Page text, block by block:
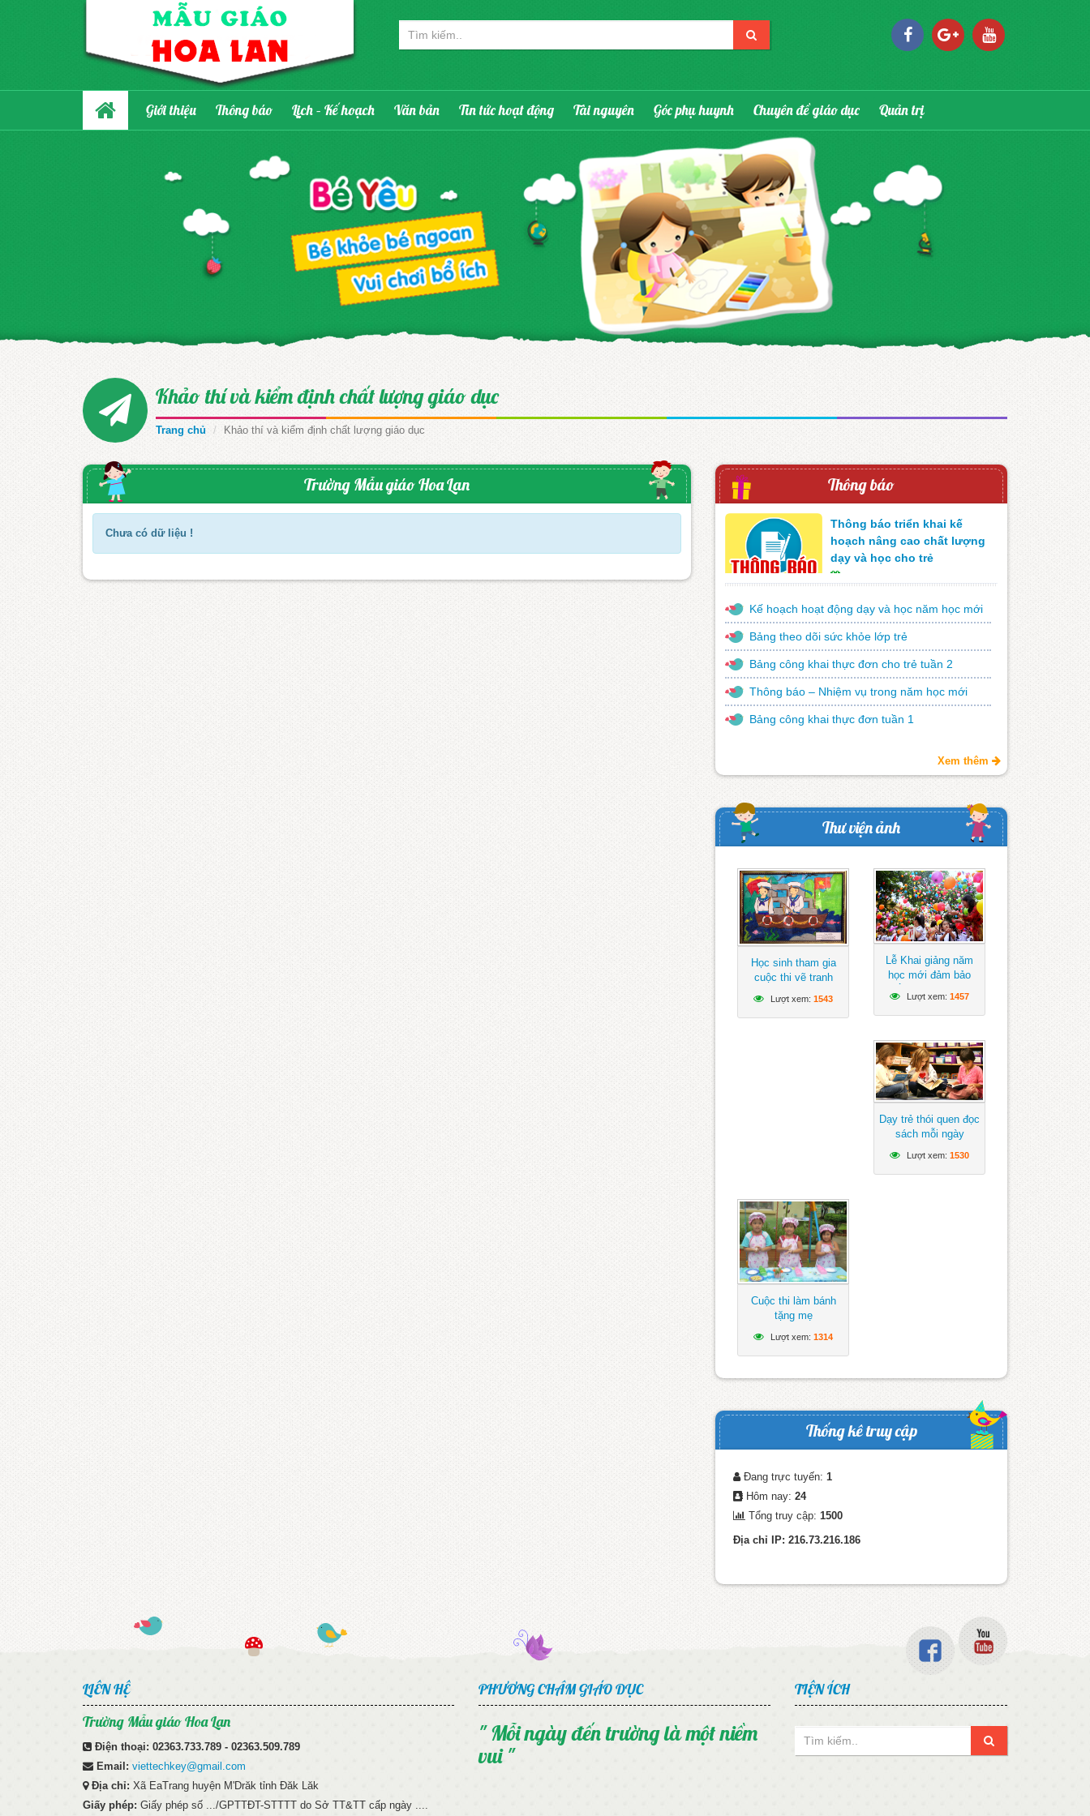
Giới thiệu Thông báo Lịch – Kế hoạch Văn bản Tin tức hoạt động Tài nguyên Góc phụ huynh Chuyên đề giáo dục Quản trị
Khảo thí và kiểm định chất lượng giáo dục
Trang chủ Khảo thí và kiểm định chất lượng giáo dục
Trường Mẫu giáo Hoa Lan
Chưa có dữ liệu !
Thông báo
Thông báo triển khai kế
hoạch nâng cao chất lượng
dạy và học cho trẻ
Kế hoạch hoạt động dạy và học năm học mới
Bảng theo dõi sức khỏe lớp trẻ
Bảng công khai thực đơn cho trẻ tuần 2
Thông báo – Nhiệm vụ trong năm học mới
Bảng công khai thực đơn tuần 1
Xem thêm
Thư viện ảnh
Học sinh tham gia
cuộc thi vẽ tranh
Lượt xem: 1543
Lễ Khai giảng năm
học mới đảm bảo
lành mạnh
Lượt xem: 1457
Dạy trẻ thói quen đọc
sách mỗi ngày
Lượt xem: 1530
Cuộc thi làm bánh
tặng mẹ
Lượt xem: 1314
Thống kê truy cập
Đang trực tuyến: 1
Hôm nay: 24
Tổng truy cập: 1500
Địa chỉ IP: 216.73.216.186
LIÊN HỆ
Trường Mẫu giáo Hoa Lan
Điện thoại: 02363.733.789 - 02363.509.789
Email: viettechkey@gmail.com
Địa chỉ: Xã EaTrang huyện M'Drăk tỉnh Đăk Lăk
Giấy phép: Giấy phép số .../GPTTĐT-STTTT do Sở TT&TT cấp ngày ....
PHƯƠNG CHÂM GIÁO DỤC
" Mỗi ngày đến trường là một niềm
vui "
TIỆN ÍCH